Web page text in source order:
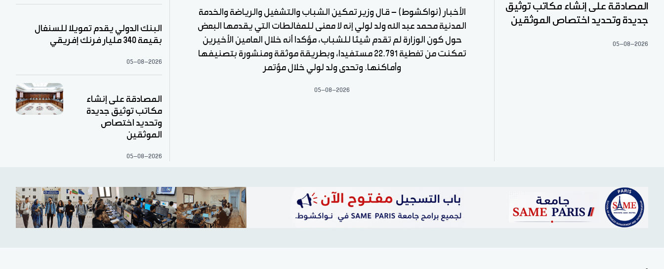
المصادقة على إنشاء مكاتب توثيق
جديدة وتحديد اختصاص الموثقين
05-08-2026
الأخبار (نواكشوط) - قال وزير تمكين الشباب والتشغيل والرياضة والخدمة
المدنية محمد عبد الله ولد لولي إنه لا معنى للمغالطات التي يقدمها البعض
حول كون الوزارة لم تقدم شيئا للشباب، مؤكدا أنه خلال العامين الأخيرين
تمكنت من تغطية 22.791 مستفيدا، وبطريقة موثقة ومنشورة بتصنيفها
وأماكنها. وتحدى ولد لولي خلال مؤتمر
05-08-2026
البنك الدولي يقدم تمويلا للسنغال
بقيمة 340 مليار فرنك إفريقي
05-08-2026
المصادقة على إنشاء
مكاتب توثيق جديدة
وتحديد اختصاص
الموثقين
05-08-2026